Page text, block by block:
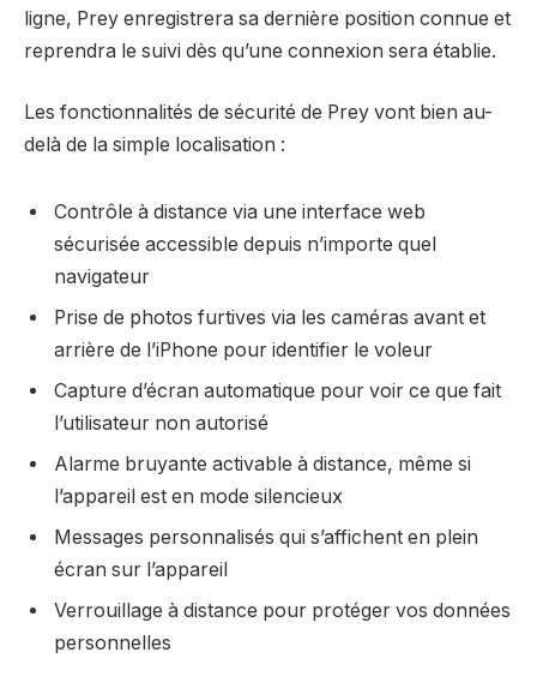
ligne, Prey enregistrera sa dernière position connue et
reprendra le suivi dès qu’une connexion sera établie.
Les fonctionnalités de sécurité de Prey vont bien au-
delà de la simple localisation :
Contrôle à distance via une interface web
sécurisée accessible depuis n’importe quel
navigateur
Prise de photos furtives via les caméras avant et
arrière de l’iPhone pour identifier le voleur
Capture d’écran automatique pour voir ce que fait
l’utilisateur non autorisé
Alarme bruyante activable à distance, même si
l’appareil est en mode silencieux
Messages personnalisés qui s’affichent en plein
écran sur l’appareil
Verrouillage à distance pour protéger vos données
personnelles